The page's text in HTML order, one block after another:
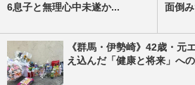
6息子と無理心中未遂か...
面倒
《群馬・伊勢崎》42歳・元
え込んだ「健康と将来」へ